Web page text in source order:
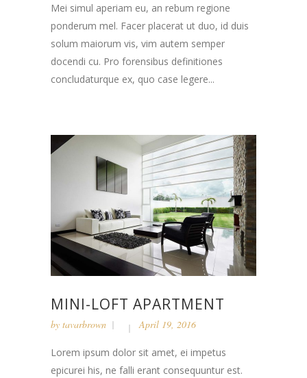
Mei simul aperiam eu, an rebum regione
ponderum mel. Facer placerat ut duo, id duis
solum maiorum vis, vim autem semper
docendi cu. Pro forensibus definitiones
concludaturque ex, quo case legere...
MINI-LOFT APARTMENT
by tavarbrown April 19, 2016
Lorem ipsum dolor sit amet, ei impetus
epicurei his, ne falli erant consequuntur est.